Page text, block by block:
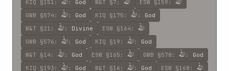
KIQ §151 : : God W&T §7 : ESW §159 :
GWB §574 : اللّه : God KIQ §175 : اللّه : God
W&T §21 : اللّه : Divine ESW §164 : اللّه
GWB §576 : اللّه : God KIQ §19 : اللّه : God
W&T §14 : اللّه : God ESW §165 : اللّه GWB §578 : اللّه : God
KIQ §193 : اللّه : God W&T §16 : اللّه : God ESW §168 : اللّه